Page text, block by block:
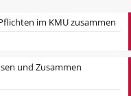
im KMU zusammen
und Zusammen